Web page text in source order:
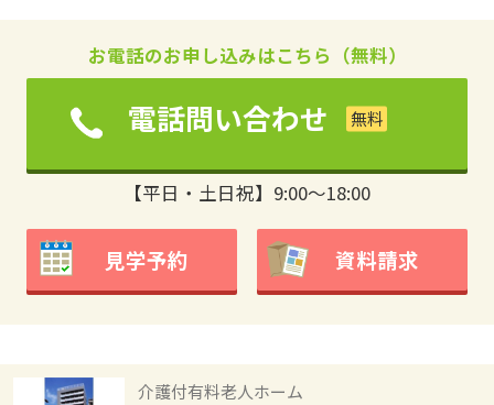
お電話のお申し込みはこちら（無料）
電話問い合わせ
【平日・土日祝】9:00～18:00
見学予約 資料請求
介護付有料老人ホーム